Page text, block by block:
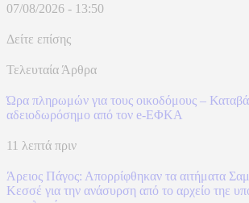
07/08/2026 - 13:50
Δείτε επίσης
Τελευταία Άρθρα
Ώρα πληρωμών για τους οικοδόμους –
αδειοδωρόσημο από τον e-ΕΦΚΑ
11 λεπτά πριν
Άρειος Πάγος: Απορρίφθηκαν τα αιτήματα
Κεσσέ για την ανάσυρση από το αρχείο τηε